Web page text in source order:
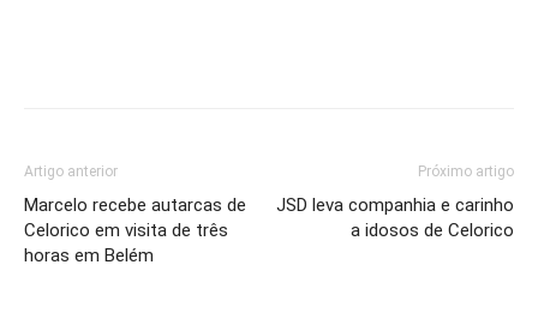
Artigo anterior
Marcelo recebe autarcas de
Celorico em visita de três
horas em Belém
Próximo artigo
JSD leva companhia e carinho
a idosos de Celorico